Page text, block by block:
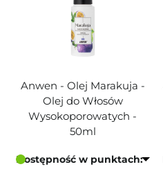
Anwen - Olej Marakuja -
Olej do Włosów
Wysokoporowatych -
50ml
Dostępność w punktach: